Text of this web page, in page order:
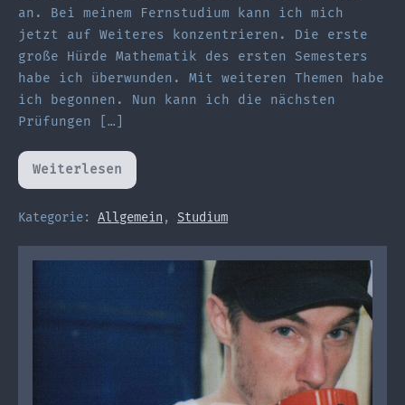
an. Bei meinem Fernstudium kann ich mich
jetzt auf Weiteres konzentrieren. Die erste
große Hürde Mathematik des ersten Semesters
habe ich überwunden. Mit weiteren Themen habe
ich begonnen. Nun kann ich die nächsten
Prüfungen […]
Weiterlesen
2022
läuft
Kategorie:
Allgemein , Studium